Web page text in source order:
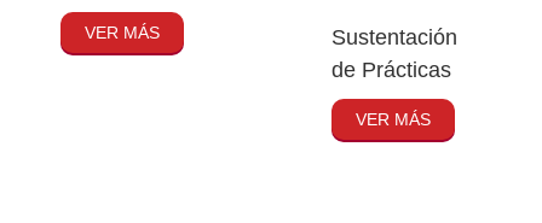
VER MÁS
Sustentación
de Prácticas
VER MÁS